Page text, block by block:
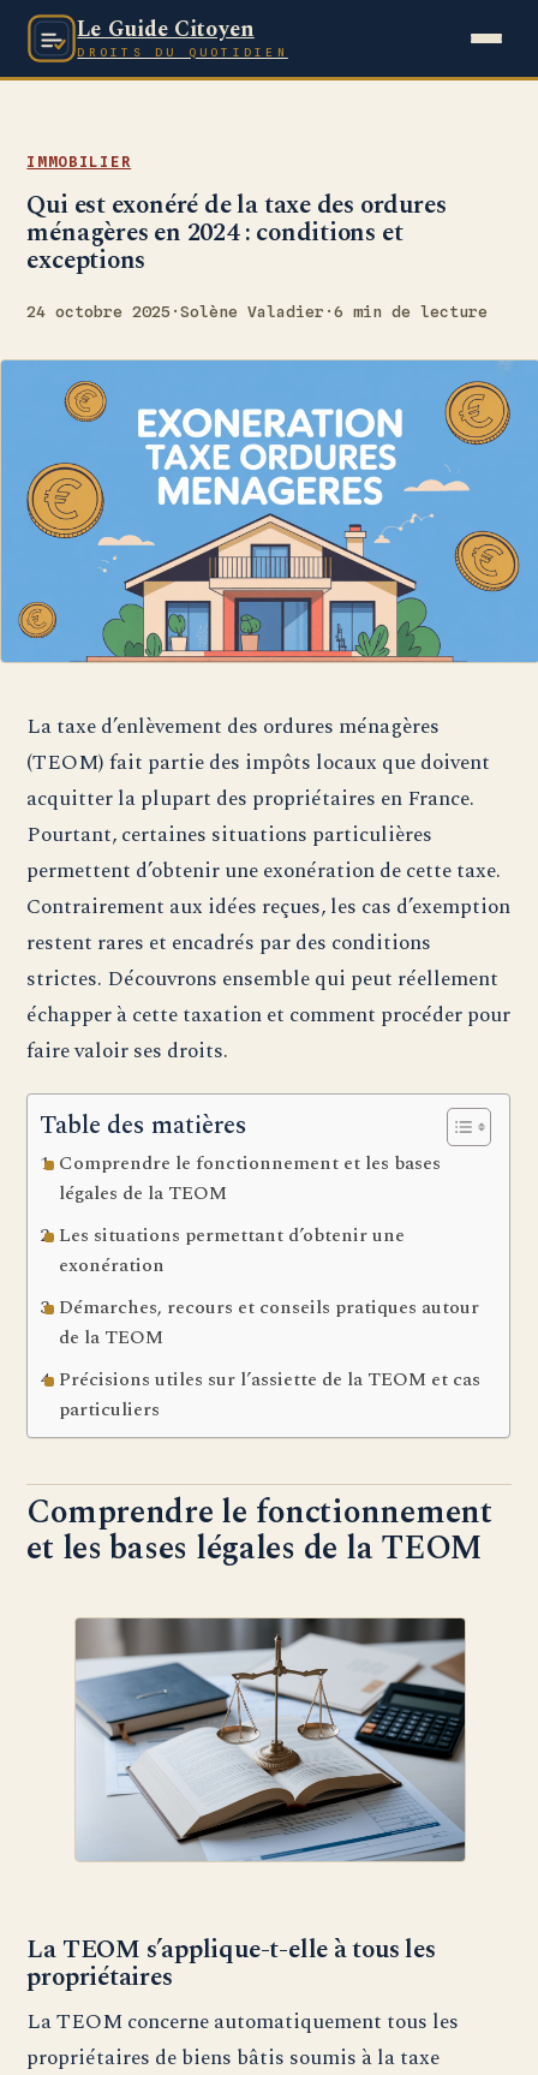
Le Guide Citoyen
DROITS DU QUOTIDIEN
IMMOBILIER
Qui est exonéré de la taxe des ordures
ménagères en 2024 : conditions et
exceptions
24 octobre 2025 ·Solène Valadier ·6 min de lecture
La taxe d’enlèvement des ordures ménagères
(TEOM) fait partie des impôts locaux que doivent
acquitter la plupart des propriétaires en France.
Pourtant, certaines situations particulières
permettent d’obtenir une exonération de cette taxe.
Contrairement aux idées reçues, les cas d’exemption
restent rares et encadrés par des conditions
strictes. Découvrons ensemble qui peut réellement
échapper à cette taxation et comment procéder pour
faire valoir ses droits.
Table des matières
Comprendre le fonctionnement et les bases
légales de la TEOM
Les situations permettant d’obtenir une
exonération
Démarches, recours et conseils pratiques autour
de la TEOM
Précisions utiles sur l’assiette de la TEOM et cas
particuliers
Comprendre le fonctionnement
et les bases légales de la TEOM
La TEOM s’applique-t-elle à tous les
propriétaires
La TEOM concerne automatiquement tous les
propriétaires de biens bâtis soumis à la taxe